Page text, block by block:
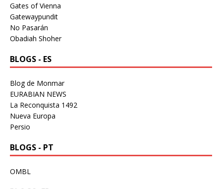
Gates of Vienna
Gatewaypundit
No Pasarán
Obadiah Shoher
BLOGS - ES
Blog de Monmar
EURABIAN NEWS
La Reconquista 1492
Nueva Europa
Persio
BLOGS - PT
OMBL